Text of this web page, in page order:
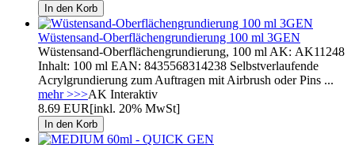
Wüstensand-Oberflächengrundierung 100 ml 3GEN
Wüstensand-Oberflächengrundierung, 100 ml AK: AK11248
Inhalt: 100 ml EAN: 8435568314238 Selbstverlaufende
Acrylgrundierung zum Auftragen mit Airbrush oder Pins ...
mehr >>>AK Interaktiv
8.69 EUR[inkl. 20% MwSt]